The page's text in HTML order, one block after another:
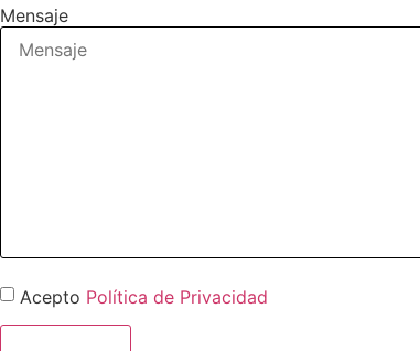
Mensaje
Acepto Política de Privacidad